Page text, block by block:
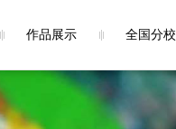
作品展示 全国分校